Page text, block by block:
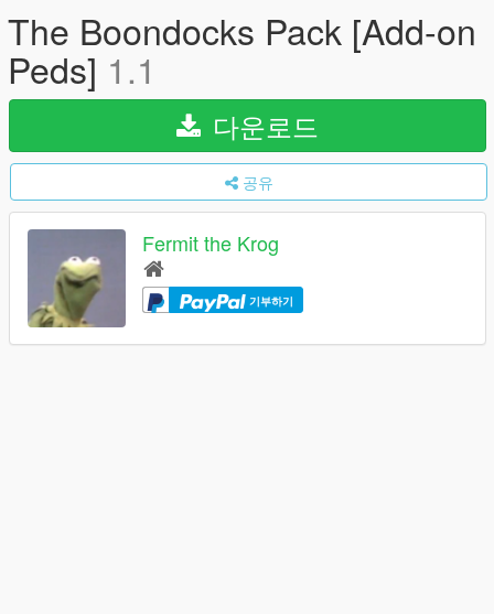
The Boondocks Pack [Add-on
Peds] 1.1
다운로드
공유
Fermit the Krog
기부하기